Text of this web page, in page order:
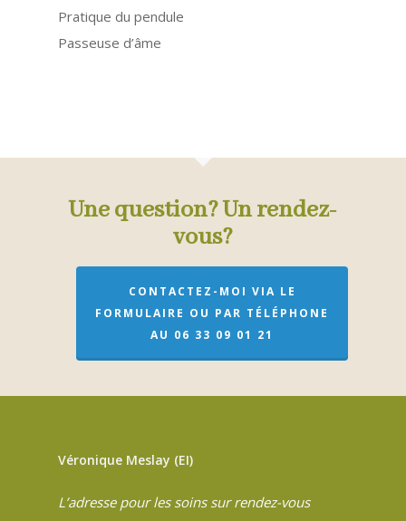
Pratique du pendule
Passeuse d’âme
Une question? Un rendez-
vous?
CONTACTEZ-MOI VIA LE
FORMULAIRE OU PAR TÉLÉPHONE
AU 06 33 09 01 21
Véronique Meslay (EI)
L’adresse pour les soins sur rendez-vous